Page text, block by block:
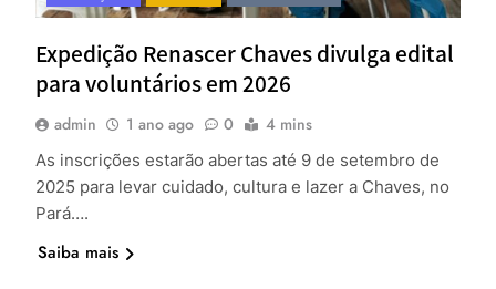
Expedição Renascer Chaves divulga edital
para voluntários em 2026
admin 1 ano ago 0 4 mins
As inscrições estarão abertas até 9 de setembro de
2025 para levar cuidado, cultura e lazer a Chaves, no
Pará….
Saiba mais